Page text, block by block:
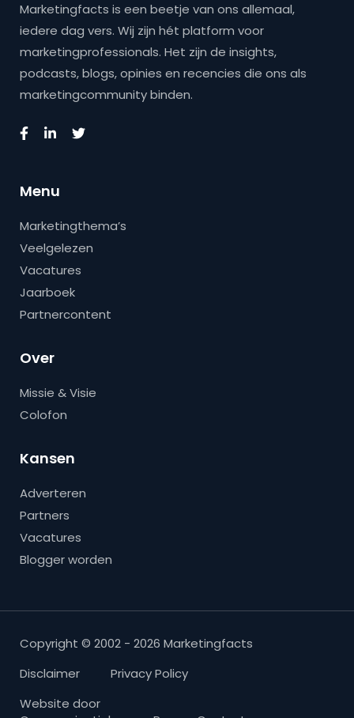
Marketingfacts is een beetje van ons allemaal,
iedere dag vers. Wij zijn hét platform voor
marketingprofessionals. Het zijn de insights,
podcasts, blogs, opinies en recencies die ons als
marketingcommunity binden.
Menu
Marketingthema’s
Veelgelezen
Vacatures
Jaarboek
Partnercontent
Over
Missie & Visie
Colofon
Kansen
Adverteren
Partners
Vacatures
Blogger worden
Copyright © 2002 - 2026 Marketingfacts
Disclaimer
Privacy Policy
Website door